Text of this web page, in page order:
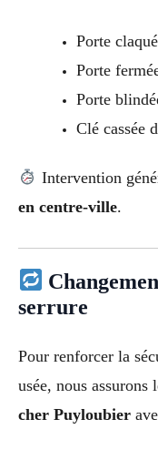
Porte
Porte
Porte
Clé cassée
Intervention
en centre-ville.
serrure
Pour renforcer la
usée, nous assurons
cher Puyloubier